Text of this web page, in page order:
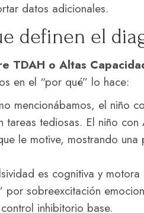
datos adicionales.
definen el
TDAH o Altas
en el “por qué” lo hace:
mencionábamos, el niño
tareas tediosas. El niño
le motive, mostrando una
es cognitiva y motora
por sobreexcitación
inhibitorio base.